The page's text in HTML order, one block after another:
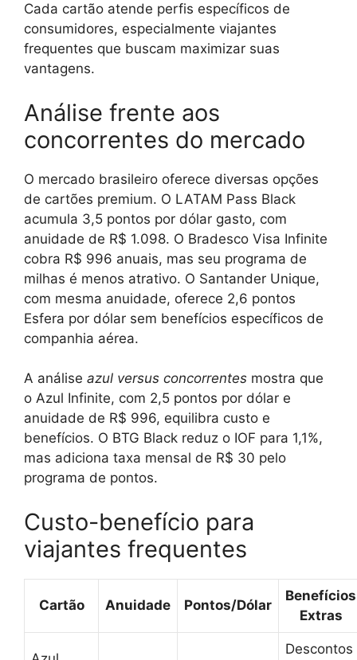
Cada cartão atende perfis específicos de
consumidores, especialmente viajantes
frequentes que buscam maximizar suas
vantagens.
Análise frente aos
concorrentes do mercado
O mercado brasileiro oferece diversas opções
de cartões premium. O LATAM Pass Black
acumula 3,5 pontos por dólar gasto, com
anuidade de R$ 1.098. O Bradesco Visa Infinite
cobra R$ 996 anuais, mas seu programa de
milhas é menos atrativo. O Santander Unique,
com mesma anuidade, oferece 2,6 pontos
Esfera por dólar sem benefícios específicos de
companhia aérea.
A análise azul versus concorrentes mostra que
o Azul Infinite, com 2,5 pontos por dólar e
anuidade de R$ 996, equilibra custo e
benefícios. O BTG Black reduz o IOF para 1,1%,
mas adiciona taxa mensal de R$ 30 pelo
programa de pontos.
Custo-benefício para
viajantes frequentes
Cartão Anuidade Pontos/Dólar
Benefícios
Extras
Descontos